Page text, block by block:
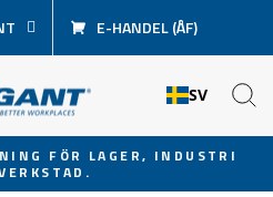
E-HANDEL (ÅF)
SV
Pausa
FÖR LAGER, INDUSTRI